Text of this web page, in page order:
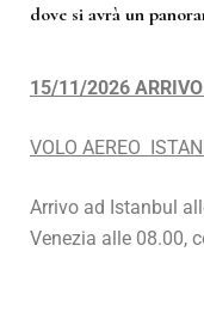
dove si avrà un
15/11/2026
VOLO AEREO
Arrivo ad Istanbul
Venezia alle 08.00,